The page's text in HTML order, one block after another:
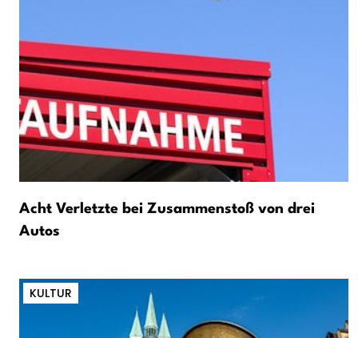
Acht Verletzte bei Zusammenstoß von drei
Autos
KULTUR